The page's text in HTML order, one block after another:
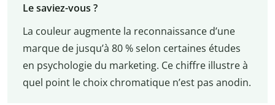
Le saviez-vous ?
La couleur augmente la reconnaissance d’une
marque de jusqu’à 80 % selon certaines études
en psychologie du marketing. Ce chiffre illustre à
quel point le choix chromatique n’est pas anodin.